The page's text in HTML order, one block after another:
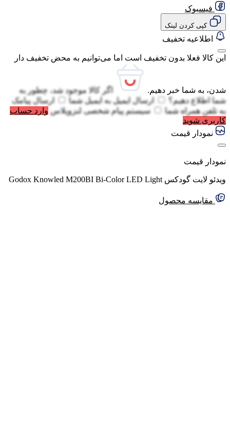
فیسبوک
کپی کردن لینک
اطلاعیه تخفیف
این کالا فعلا بدون تخفیف است اما می‌توانیم به محض تخفیف دار
شدن، به شما خبر دهیم.
اگر کالا موجود شد، چطور به
شما اطلاع دهیم؟
ارسال ایمیل به ایمیل شما
ارسال پیامک
به تلفن همراه شما سیستم پیام شخصی لنزوپلاس وارد حساب
کاربری شوید
نمودار قیمت
نمودار قیمت
ویدئو لایت گودکس Godox Knowled M200BI Bi-Color LED Light
مقایسه محصول